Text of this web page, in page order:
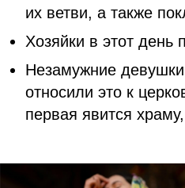
их ветви, а также
Хозяйки в этот день
Незамужние девушки
относили это к
первая явится